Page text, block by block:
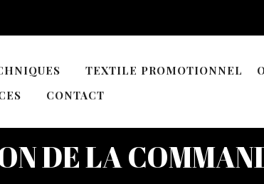
TEXTILE PROMOTIONNEL
CONTACT
DE LA